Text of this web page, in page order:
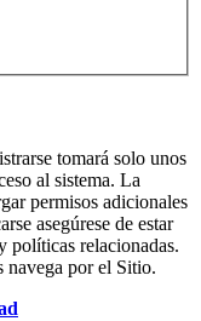
tomará solo unos
al sistema. La
permisos adicionales
asegúrese de estar
políticas relacionadas.
navega por el Sitio.